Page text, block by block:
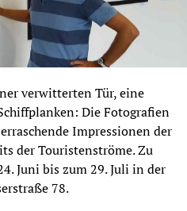
verwitterten Tür, eine
Die Fotografien
Impressionen der
der Touristenströme. Zu
Juni bis zum 29. Juli in der
78.